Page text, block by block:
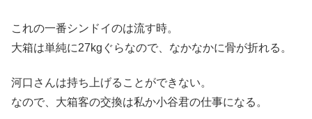
これの一番シンドイのは流す時。
大箱は単純に27kgぐらなので、なかなかに骨が折れる。
河口さんは持ち上げることができない。
なので、大箱客の交換は私か小谷君の仕事になる。